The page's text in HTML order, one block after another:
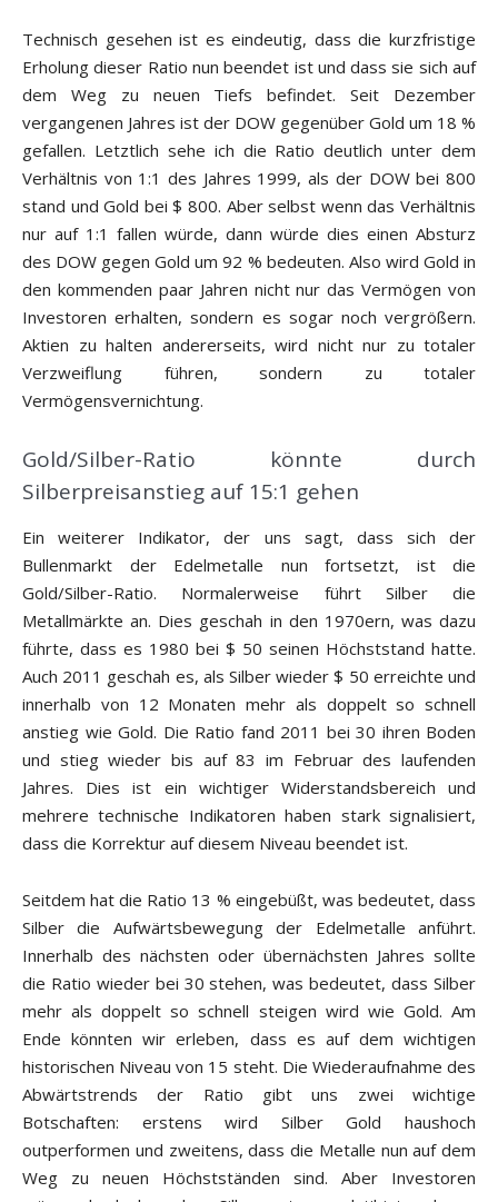
Technisch gesehen ist es eindeutig, dass die kurzfristige
Erholung dieser Ratio nun beendet ist und dass sie sich auf
dem Weg zu neuen Tiefs befindet. Seit Dezember
vergangenen Jahres ist der DOW gegenüber Gold um 18 %
gefallen. Letztlich sehe ich die Ratio deutlich unter dem
Verhältnis von 1:1 des Jahres 1999, als der DOW bei 800
stand und Gold bei $ 800. Aber selbst wenn das Verhältnis
nur auf 1:1 fallen würde, dann würde dies einen Absturz
des DOW gegen Gold um 92 % bedeuten. Also wird Gold in
den kommenden paar Jahren nicht nur das Vermögen von
Investoren erhalten, sondern es sogar noch vergrößern.
Aktien zu halten andererseits, wird nicht nur zu totaler
Verzweiflung führen, sondern zu totaler
Vermögensvernichtung.
Gold/Silber-Ratio könnte durch
Silberpreisanstieg auf 15:1 gehen
Ein weiterer Indikator, der uns sagt, dass sich der
Bullenmarkt der Edelmetalle nun fortsetzt, ist die
Gold/Silber-Ratio. Normalerweise führt Silber die
Metallmärkte an. Dies geschah in den 1970ern, was dazu
führte, dass es 1980 bei $ 50 seinen Höchststand hatte.
Auch 2011 geschah es, als Silber wieder $ 50 erreichte und
innerhalb von 12 Monaten mehr als doppelt so schnell
anstieg wie Gold. Die Ratio fand 2011 bei 30 ihren Boden
und stieg wieder bis auf 83 im Februar des laufenden
Jahres. Dies ist ein wichtiger Widerstandsbereich und
mehrere technische Indikatoren haben stark signalisiert,
dass die Korrektur auf diesem Niveau beendet ist.
Seitdem hat die Ratio 13 % eingebüßt, was bedeutet, dass
Silber die Aufwärtsbewegung der Edelmetalle anführt.
Innerhalb des nächsten oder übernächsten Jahres sollte
die Ratio wieder bei 30 stehen, was bedeutet, dass Silber
mehr als doppelt so schnell steigen wird wie Gold. Am
Ende könnten wir erleben, dass es auf dem wichtigen
historischen Niveau von 15 steht. Die Wiederaufnahme des
Abwärtstrends der Ratio gibt uns zwei wichtige
Botschaften: erstens wird Silber Gold haushoch
outperformen und zweitens, dass die Metalle nun auf dem
Weg zu neuen Höchstständen sind. Aber Investoren